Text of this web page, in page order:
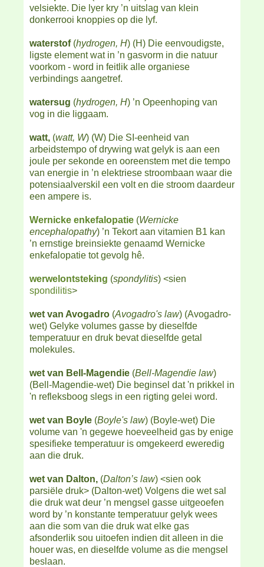
velsiekte. Die lyer kry ’n uitslag van klein
donkerrooi knoppies op die lyf.
waterstof(hydrogen, H) (H) Die eenvoudigste,
ligste element wat in ’n gasvorm in die natuur
voorkom - word in feitlik alle organiese
verbindings aangetref.
watersug (hydrogen, H) ’n Opeenhoping van
vog in die liggaam.
watt, (watt, W) (W) Die SI-eenheid van
arbeidstempo of drywing wat gelyk is aan een
joule per sekonde en ooreenstem met die tempo
van energie in ’n elektriese stroombaan waar die
potensiaalverskil een volt en die stroom daardeur
een ampere is.
Wernicke enkefalopatie (Wernicke
encephalopathy) ’n Tekort aan vitamien B1 kan
’n ernstige breinsiekte genaamd Wernicke
enkefalopatie tot gevolg hê.
werwelontsteking (spondylitis) <sien
spondilitis>
wet van Avogadro (Avogadro's law) (Avogadro-
wet) Gelyke volumes gasse by dieselfde
temperatuur en druk bevat dieselfde getal
molekules.
wet van Bell-Magendie (Bell-Magendie law)
(Bell-Magendie-wet) Die beginsel dat 'n prikkel in
'n refleksboog slegs in een rigting gelei word.
wet van Boyle (Boyle's law) (Boyle-wet) Die
volume van 'n gegewe hoeveelheid gas by enige
spesifieke temperatuur is omgekeerd eweredig
aan die druk.
wet van Dalton, (Dalton’s law) <sien ook
parsiële druk> (Dalton-wet) Volgens die wet sal
die druk wat deur ’n mengsel gasse uitgeoefen
word by ’n konstante temperatuur gelyk wees
aan die som van die druk wat elke gas
afsonderlik sou uitoefen indien dit alleen in die
houer was, en dieselfde volume as die mengsel
beslaan.